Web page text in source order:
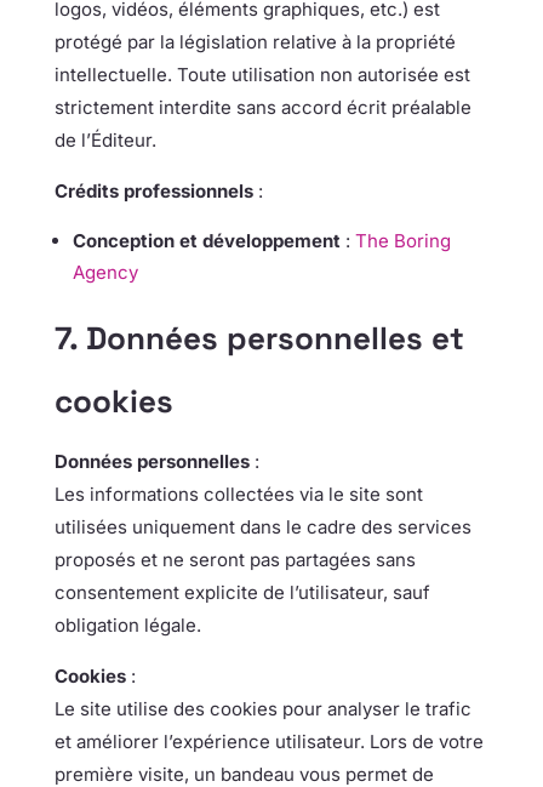
logos, vidéos, éléments graphiques, etc.) est
protégé par la législation relative à la propriété
intellectuelle. Toute utilisation non autorisée est
strictement interdite sans accord écrit préalable
de l’Éditeur.
Crédits professionnels:
Conception et développement: The Boring
Agency
7. Données personnelles et
cookies
Données personnelles:
Les informations collectées via le site sont
utilisées uniquement dans le cadre des services
proposés et ne seront pas partagées sans
consentement explicite de l’utilisateur, sauf
obligation légale.
Cookies:
Le site utilise des cookies pour analyser le trafic
et améliorer l’expérience utilisateur. Lors de votre
première visite, un bandeau vous permet de